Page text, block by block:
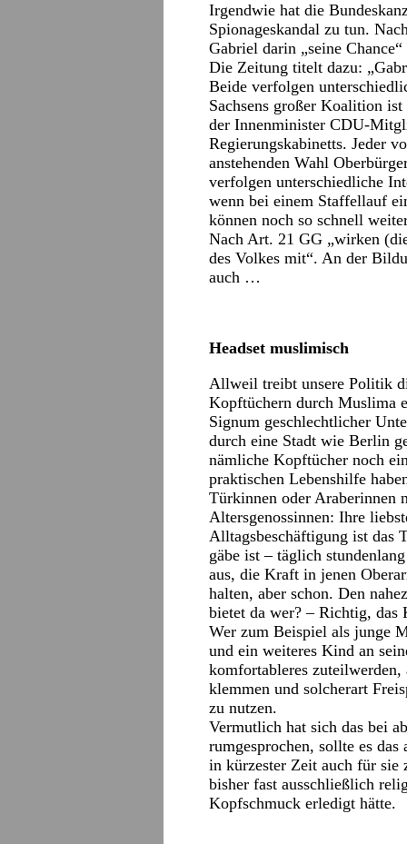
Irgendwie hat die
Spionageskandal zu tun.
Gabriel darin „seine
Die Zeitung titelt dazu:
Beide verfolgen
Sachsens großer Koalition
der Innenminister CDU-
Regierungskabinetts. Jeder
anstehenden Wahl
verfolgen unterschiedliche
wenn bei einem Staffellauf
können noch so schnell
Nach Art. 21 GG „wirken
des Volkes mit“. An der
auch …
Headset muslimisch
Allweil treibt unsere Politik
Kopftüchern durch Muslima
Signum geschlechtlicher
durch eine Stadt wie Berlin
nämliche Kopftücher noch
praktischen Lebenshilfe
Türkinnen oder Araberinnen
Altersgenossinnen: Ihre
Alltagsbeschäftigung ist das
gäbe ist – täglich
aus, die Kraft in jenen
halten, aber schon. Den
bietet da wer? – Richtig, das
Wer zum Beispiel als junge
und ein weiteres Kind an
komfortableres
klemmen und solcherart
zu nutzen.
Vermutlich hat sich das bei
rumgesprochen, sollte es
in kürzester Zeit auch für sie
bisher fast ausschließlich
Kopfschmuck erledigt hätte.